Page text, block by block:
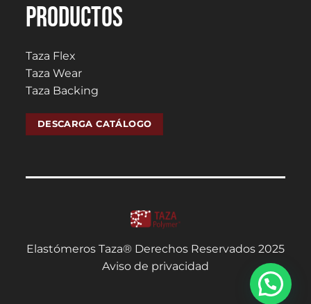
PRODUCTOS
Taza Flex
Taza Wear
Taza Backing
DESCARGA CATÁLOGO
Elastómeros Taza® Derechos Reservados 2025
Aviso de privacidad